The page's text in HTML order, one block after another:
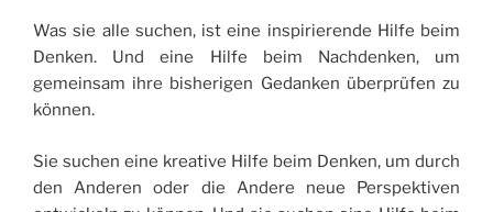
Was sie alle suchen, ist eine inspirierende Hilfe beim
Denken. Und eine Hilfe beim Nachdenken, um
gemeinsam ihre bisherigen Gedanken überprüfen zu
können.
Sie suchen eine kreative Hilfe beim Denken, um durch
den Anderen oder die Andere neue Perspektiven